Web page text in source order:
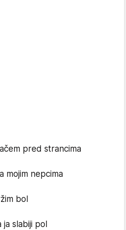
pred strancima
mojim nepcima
bol
slabiji pol